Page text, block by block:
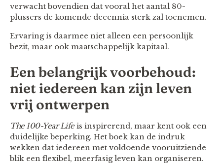
verwacht bovendien dat vooral het aantal 80-
plussers de komende decennia sterk zal toenemen.
Ervaring is daarmee niet alleen een persoonlijk
bezit, maar ook maatschappelijk kapitaal.
Een belangrijk voorbehoud:
niet iedereen kan zijn leven
vrij ontwerpen
The 100-Year Lifeis inspirerend, maar kent ook een
duidelijke beperking. Het boek kan de indruk
wekken dat iedereen met voldoende vooruitziende
blik een flexibel, meerfasig leven kan organiseren.